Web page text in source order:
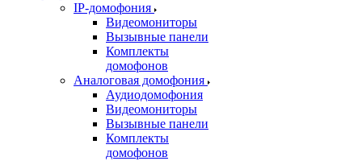
IP-домофония
Видеомониторы
Вызывные панели
Комплекты
домофонов
Аналоговая домофония
Аудиодомофония
Видеомониторы
Вызывные панели
Комплекты
домофонов